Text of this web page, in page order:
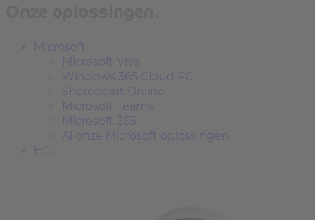
Microsoft
Microsoft Viva
Windows 365 Cloud PC
Sharepoint Online
Microsoft Teams
Microsoft 365
Al onze Microsoft oplossingen
HCL